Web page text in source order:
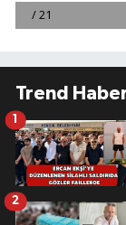
Trend
1
2